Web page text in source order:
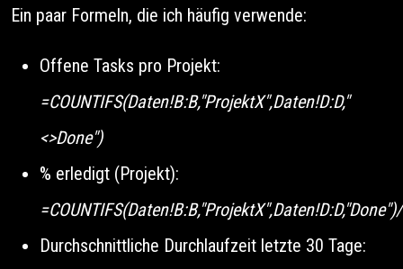
Ein paar Formeln, die ich häufig verwende:
Offene Tasks pro Projekt:
=COUNTIFS(Daten!B:B,"ProjektX",Daten!D:D,"
<>Done")
% erledigt (Projekt):
Durchschnittliche Durchlaufzeit letzte 30 Tage: